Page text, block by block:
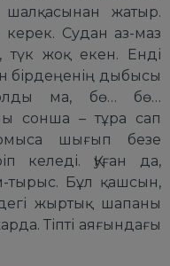
жатыр.
керек. Судан аз-маз
түк жоқ екен. Енді
бірдеңенің дыбысы
ма, бө… бө…
сонша – тұра сап
шығып безе
келеді. Қуған да,
тырыс. Бұл қашсын,
жыртық шапаны
Тіпті аяғындағы